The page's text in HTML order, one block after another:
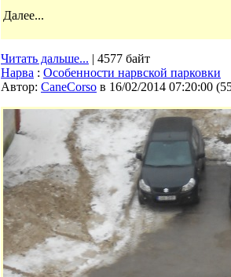
Далее...
Читать дальше... | 4577 байт
Нарва : Особенности нарвской парковки
Автор: CaneCorso в 16/02/2014 07:20:00 (